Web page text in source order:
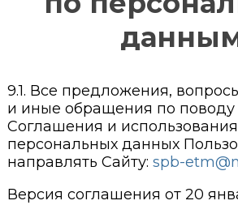
9.1. Все предложения,
и иные обращения по поводу
Соглашения и
персональных данных
направлять Сайту: spb-
Версия соглашения от 20